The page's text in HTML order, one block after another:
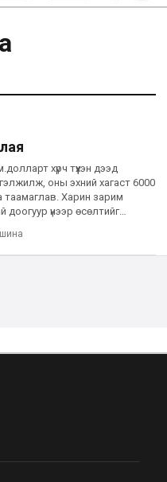
хүрч түүхэн дээд
оны эхний хагаст 6000
таамаглав. Харин зарим
доогуур үнээр өсөлтийг